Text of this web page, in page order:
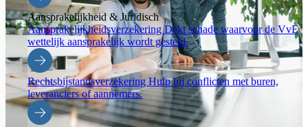
Aansprakelijkheid & Juridisch
AansprakelijkheidsverzekeringDekt schade waarvoor de VvE
wettelijk aansprakelijk wordt gesteld.
Rechtsbijstandsverzekering Hulp bij conflicten met buren,
leveranciers of aannemers.